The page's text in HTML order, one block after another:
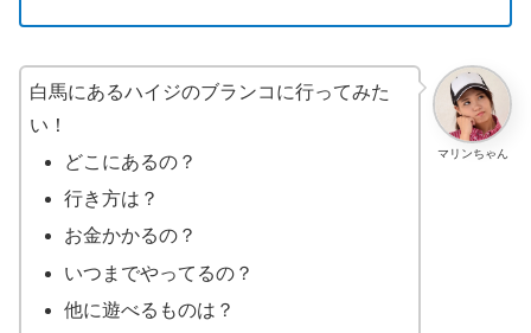
マリンちゃん
白馬にあるハイジのブランコに行ってみた
い！
どこにあるの？
行き方は？
お金かかるの？
いつまでやってるの？
他に遊べるものは？